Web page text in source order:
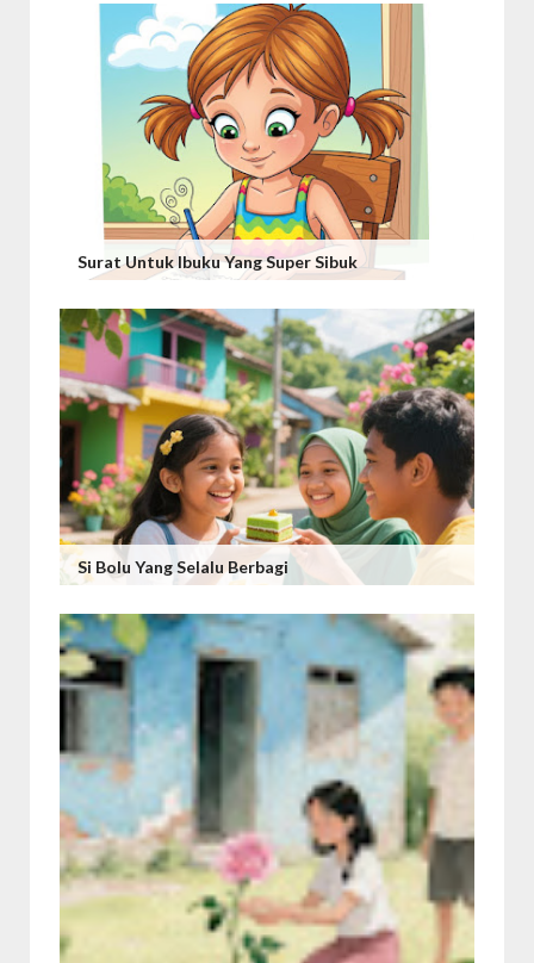
Surat Untuk Ibuku Yang Super Sibuk
Si Bolu Yang Selalu Berbagi